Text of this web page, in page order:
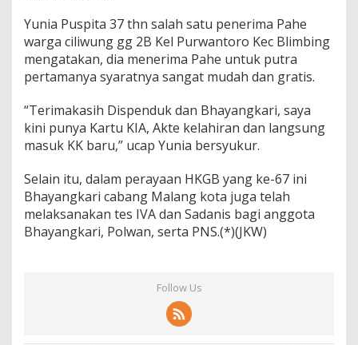
Yunia Puspita 37 thn salah satu penerima Pahe
warga ciliwung gg 2B Kel Purwantoro Kec Blimbing
mengatakan, dia menerima Pahe untuk putra
pertamanya syaratnya sangat mudah dan gratis.
“Terimakasih Dispenduk dan Bhayangkari, saya
kini punya Kartu KIA, Akte kelahiran dan langsung
masuk KK baru,” ucap Yunia bersyukur.
Selain itu, dalam perayaan HKGB yang ke-67 ini
Bhayangkari cabang Malang kota juga telah
melaksanakan tes IVA dan Sadanis bagi anggota
Bhayangkari, Polwan, serta PNS.(*)(JKW)
Follow Us